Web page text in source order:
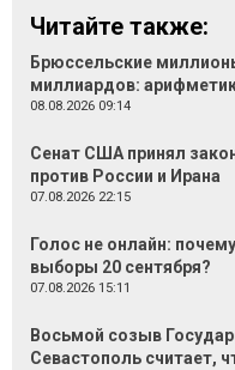
Читайте также:
Брюссельские
миллиардов:
08.08.2026 09:14
Сенат США принял
против России и Ирана
07.08.2026 22:15
Голос не онлайн:
выборы 20 сентября?
07.08.2026 15:11
Восьмой созыв
Севастополь считает,